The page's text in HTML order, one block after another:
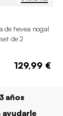
de hevea nogal
de 2
129,99 €
años